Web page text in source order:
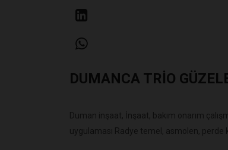
DUMANCA TRIO
Duman inşaat, İnşaat, bakım onarım
uygulaması Radye temel, asmolen, perde